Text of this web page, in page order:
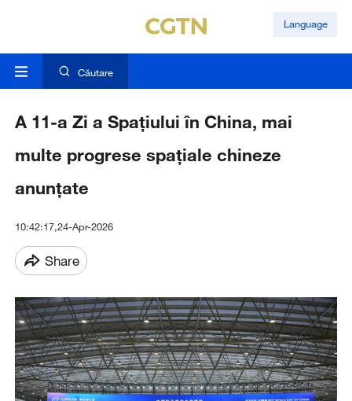
Language
Căutare
A 11-a Zi a Spațiului în China, mai
multe progrese spațiale chineze
anunțate
10:42:17,24-Apr-2026
Share